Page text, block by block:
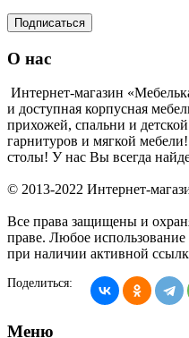
Подписаться
О нас
Интернет-магазин
и доступная корпусная
прихожей, спальни и
гарнитуров и мягкой
столы! У нас Вы всегда
© 2013-2022 Интернет-
Все права защищены и
праве. Любое использование
при наличии активной
Поделиться:
Меню